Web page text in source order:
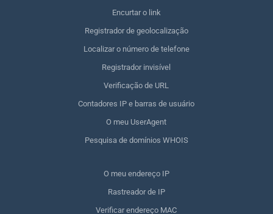
Encurtar o link
Registrador de geolocalização
Localizar o número de telefone
Registrador invisível
Verificação de URL
Contadores IP e barras de usuário
O meu UserAgent
Pesquisa de domínios WHOIS
O meu endereço IP
Rastreador de IP
Verificar endereço MAC